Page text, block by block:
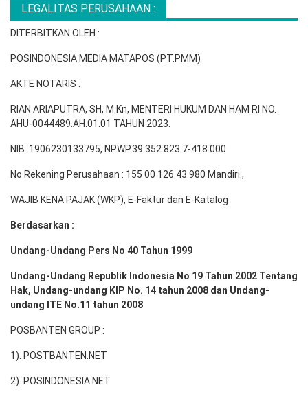
LEGALITAS PERUSAHAAN :
DITERBITKAN OLEH :
POSINDONESIA MEDIA MATAPOS (PT.PMM)
AKTE NOTARIS :
RIAN ARIAPUTRA, SH, M.Kn, MENTERI HUKUM DAN HAM RI NO.
AHU-0044489.AH.01.01 TAHUN 2023.
NIB. 1906230133795, NPWP.39.352.823.7-418.000
No Rekening Perusahaan : 155 00 126 43 980 Mandiri.,
WAJIB KENA PAJAK (WKP), E-Faktur dan E-Katalog
Berdasarkan :
Undang-Undang Pers No 40 Tahun 1999
Undang-Undang Republik Indonesia No 19 Tahun 2002 Tentang
Hak, Undang-undang KIP No. 14 tahun 2008 dan Undang-
undang ITE No.11 tahun 2008
POSBANTEN GROUP :
1). POSTBANTEN.NET
2). POSINDONESIA.NET